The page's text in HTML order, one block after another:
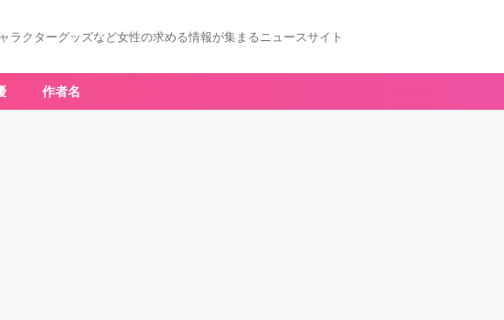
ラクターグッズなど女性の求める情報が集まるニュースサイト
作者名